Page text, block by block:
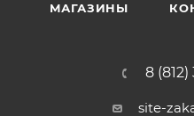
МАГАЗИНЫ
8
site-